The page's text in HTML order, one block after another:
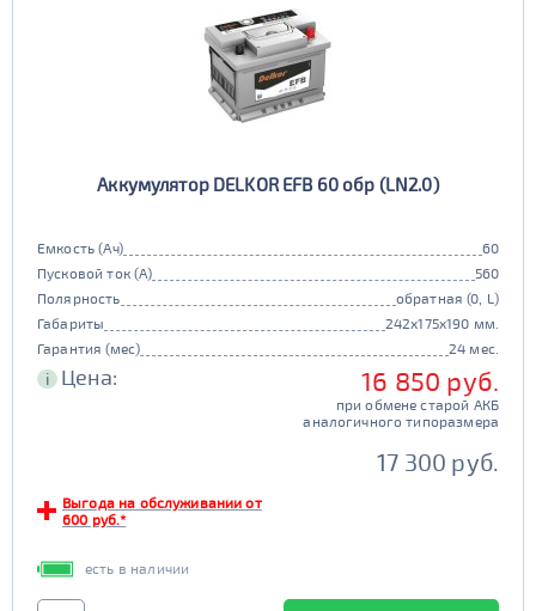
Аккумулятор DELKOR EFB 60 обр (LN2.0)
Емкость (Ач)
60
Пусковой ток (А)
560
Полярность
обратная (0, L)
Габариты
242x175x190 мм.
Гарантия (мес)
24 мес.
i Цена: 16 850 руб.
при обмене старой АКБ
аналогичного типоразмера
17 300 руб.
Выгода на обслуживании от
600 руб.*
есть в наличии